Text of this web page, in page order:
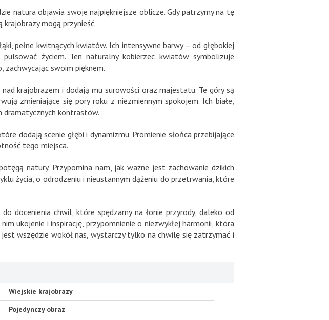
natura objawia swoje najpiękniejsze oblicze. Gdy patrzymy na tę
mogą przynieść.
pełne kwitnących kwiatów. Ich intensywne barwy – od głębokiej
życiem. Ten naturalny kobierzec kwiatów symbolizuje
zachwycając swoim pięknem.
krajobrazem i dodają mu surowości oraz majestatu. Te góry są
zmieniające się pory roku z niezmiennym spokojem. Ich białe,
dramatycznych kontrastów.
dodają scenie głębi i dynamizmu. Promienie słońca przebijające
tego miejsca.
natury. Przypomina nam, jak ważne jest zachowanie dzikich
życia, o odrodzeniu i nieustannym dążeniu do przetrwania, które
docenienia chwil, które spędzamy na łonie przyrody, daleko od
ukojenie i inspirację, przypomnienie o niezwykłej harmonii, która
wszędzie wokół nas, wystarczy tylko na chwilę się zatrzymać i
Wiejskie krajobrazy
Pojedynczy obraz